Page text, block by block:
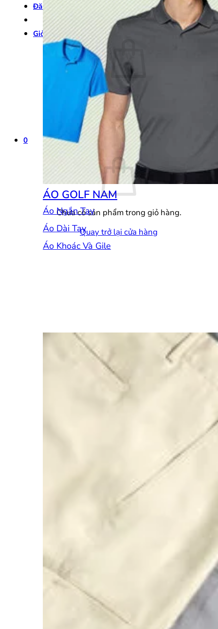
Đăng nhập
Giỏ hàng / 0₫ 0
Chưa có sản phẩm trong giỏ hàng.
Quay trở lại cửa hàng
0
Giỏ hàng
Chưa có sản phẩm trong giỏ hàng.
Quay trở lại cửa hàng
ÁO GOLF NAM
Áo Ngắn Tay
Áo Dài Tay
Áo Khoác Và Gile